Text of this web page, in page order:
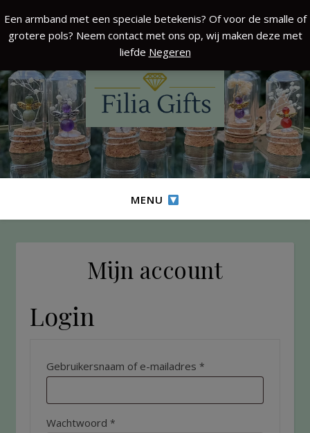
Een armband met een speciale betekenis? Of voor de smalle of
grotere pols? Neem contact met ons op, wij maken deze met
liefde Negeren
MENU
Mijn account
Login
Gebruikersnaam of e-mailadres *
Wachtwoord *